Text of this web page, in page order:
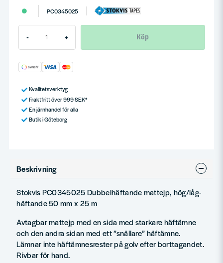
PC0345025
- + Köp
Kvalitetsverktyg
Fraktfritt över 999 SEK*
En järnhandel för alla
Butik i Göteborg
Beskrivning
Stokvis PC0345025 Dubbelhäftande mattejp, hög/låg-
häftande 50 mm x 25 m
Avtagbar mattejp med en sida med starkare häftämne
och den andra sidan med ett ”snällare” häftämne.
Lämnar inte häftämnesrester på golv efter borttagandet.
Rivbar för hand.